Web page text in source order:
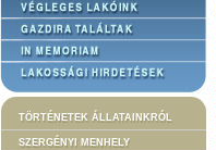
TÖRTÉNETEK ÁLLATAINKRÓL
SZERGÉNYI MENHELY